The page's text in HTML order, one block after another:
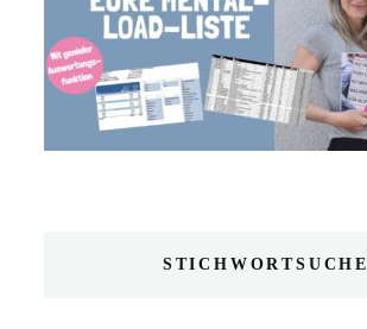
STICHWORTSUCHE